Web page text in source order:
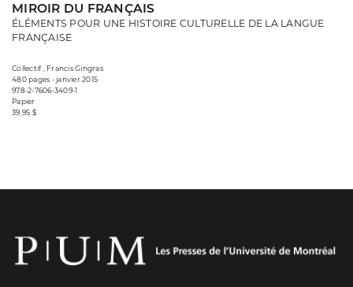
MIROIR DU FRANÇAIS
ÉLÉMENTS POUR UNE HISTOIRE CULTURELLE DE LA LANGUE
FRANÇAISE
Collectif , Francis Gingras
480 pages • janvier 2015
978-2-7606-3409-1
Papier
39,95 $